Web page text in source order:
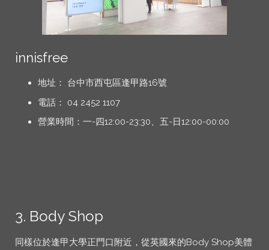
innisfree
地址： 台中市西屯區逢甲路16號
電話： 04 2452 1107
營業時間：一-四12:00-23:30、五-日12:00-00:00
3. Body Shop
同樣位於逢甲大學正門口附近，從英國來的Body Shop美體